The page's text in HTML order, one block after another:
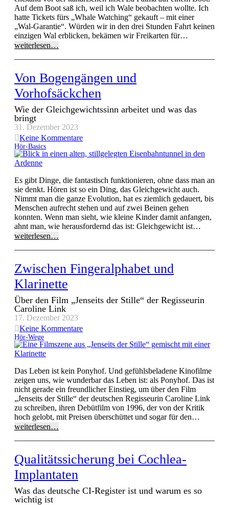
Auf dem Boot saß ich, weil ich Wale beobachten wollte. Ich
hatte Tickets fürs „Whale Watching“ gekauft – mit einer
„Wal-Garantie“. Würden wir in den drei Stunden Fahrt keinen
einzigen Wal erblicken, bekämen wir Freikarten für…
weiterlesen…
Von Bogengängen und
Vorhofsäckchen
Wie der Gleichgewichtssinn arbeitet und was das
bringt
31. Dezember 2023
Keine Kommentare
Hör-Basics
Es gibt Dinge, die fantastisch funktionieren, ohne dass man an
sie denkt. Hören ist so ein Ding, das Gleichgewicht auch.
Nimmt man die ganze Evolution, hat es ziemlich gedauert, bis
Menschen aufrecht stehen und auf zwei Beinen gehen
konnten. Wenn man sieht, wie kleine Kinder damit anfangen,
ahnt man, wie herausfordernd das ist: Gleichgewicht ist…
weiterlesen…
Zwischen Fingeralphabet und
Klarinette
Über den Film „Jenseits der Stille“ der Regisseurin
Caroline Link
17. Dezember 2023
Keine Kommentare
Hör-Wege
Das Leben ist kein Ponyhof. Und gefühlsbeladene Kinofilme
zeigen uns, wie wunderbar das Leben ist: als Ponyhof. Das ist
nicht gerade ein freundlicher Einstieg, um über den Film
„Jenseits der Stille“ der deutschen Regisseurin Caroline Link
zu schreiben, ihren Debütfilm von 1996, der von der Kritik
hoch gelobt, mit Preisen überschüttet und sogar für den…
weiterlesen…
Qualitätssicherung bei Cochlea-
Implantaten
Was das deutsche CI-Register ist und warum es so
wichtig ist